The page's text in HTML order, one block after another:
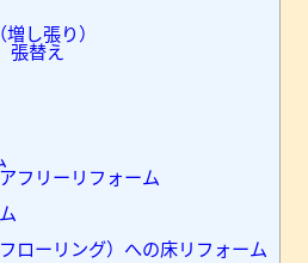
し張り）
張替え
フリーリフォーム
ローリング）への床リフォーム